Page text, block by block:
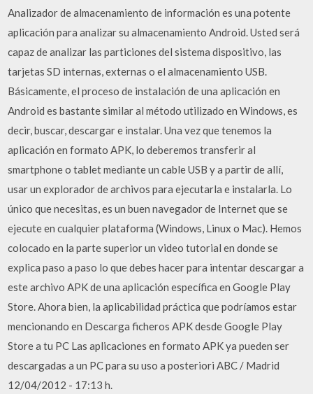
Analizador de almacenamiento de información es una potente
aplicación para analizar su almacenamiento Android. Usted será
capaz de analizar las particiones del sistema dispositivo, las
tarjetas SD internas, externas o el almacenamiento USB.
Básicamente, el proceso de instalación de una aplicación en
Android es bastante similar al método utilizado en Windows, es
decir, buscar, descargar e instalar. Una vez que tenemos la
aplicación en formato APK, lo deberemos transferir al
smartphone o tablet mediante un cable USB y a partir de allí,
usar un explorador de archivos para ejecutarla e instalarla. Lo
único que necesitas, es un buen navegador de Internet que se
ejecute en cualquier plataforma (Windows, Linux o Mac). Hemos
colocado en la parte superior un video tutorial en donde se
explica paso a paso lo que debes hacer para intentar descargar a
este archivo APK de una aplicación específica en Google Play
Store. Ahora bien, la aplicabilidad práctica que podríamos estar
mencionando en Descarga ficheros APK desde Google Play
Store a tu PC Las aplicaciones en formato APK ya pueden ser
descargadas a un PC para su uso a posteriori ABC / Madrid
12/04/2012 - 17:13 h.